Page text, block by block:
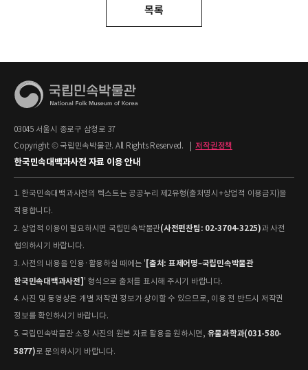
목록
03045 서울시 종로구 삼청로 37
Copyright © 국립민속박물관. All Rights Reserved.
저작권정책
한국민속대백과사전 자료 이용 안내
1. 한국민속대백과사전의 텍스트는 공공누리 제2유형(출처명시+상업적 이용금지)을
적용합니다.
2. 상업적 이용이 필요하시면 국립민속박물관(사전편찬팀: 02-3704-3225)과 사전
협의하시기 바랍니다.
3. 사전의 내용을 인용·활용하실 때에는 ' [출처: 표제어명–국립민속박물관
한국민속대백과사전] ' 형식으로 출처를 표시해 주시기 바랍니다.
4. 사진 및 동영상은 개별 저작권 정보가 상이할 수 있으므로, 이용 전 반드시 저작권
정보를 확인하시기 바랍니다.
5. 국립민속박물관 소장 사진의 원본 자료 활용을 원하시면, 유물과학과(031-580-
5877)로 문의하시기 바랍니다.